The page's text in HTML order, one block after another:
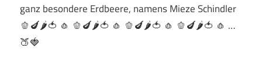
ganz besondere Erdbeere, namens Mieze Schindler
🫑🍆🌶️🍅 🧄 🫑🍆🌶️🍅 🧄 🫑🍆🌶️🍅 🧄 🫑🍆🌶️🍅 🧄 …
🍑🍓